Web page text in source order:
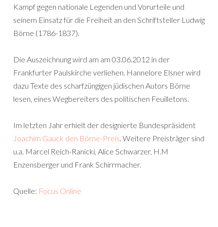
Kampf gegen nationale Legenden und Vorurteile und
seinem Einsatz für die Freiheit an den Schriftsteller Ludwig
Börne (1786-1837).
Die Auszeichnung wird am am 03.06.2012 in der
Frankfurter Paulskirche verliehen. Hannelore Elsner wird
dazu Texte des scharfzüngigen jüdischen Autors Börne
lesen, eines Wegbereiters des politischen Feuilletons.
Im letzten Jahr erhielt der designierte Bundespräsident
Joachim Gauck den Börne-Preis. Weitere Preisträger sind
u.a. Marcel Reich-Ranicki, Alice Schwarzer, H.M
Enzensberger und Frank Schirrmacher.
Quelle: Focus Online